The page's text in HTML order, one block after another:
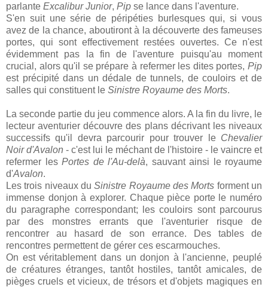
parlante Excalibur Junior, Pip se lance dans l'aventure.
S'en suit une série de péripéties burlesques qui, si vous
avez de la chance, aboutiront à la découverte des fameuses
portes, qui sont effectivement restées ouvertes. Ce n'est
évidemment pas la fin de l'aventure puisqu'au moment
crucial, alors qu'il se prépare à refermer les dites portes, Pip
est précipité dans un dédale de tunnels, de couloirs et de
salles qui constituent le Sinistre Royaume des Morts.
La seconde partie du jeu commence alors. A la fin du livre, le
lecteur aventurier découvre des plans décrivant les niveaux
successifs qu'il devra parcourir pour trouver le Chevalier
Noir d'Avalon - c'est lui le méchant de l'histoire - le vaincre et
refermer les Portes de l'Au-delà, sauvant ainsi le royaume
d'Avalon.
Les trois niveaux duSinistre Royaume des Morts forment un
immense donjon à explorer. Chaque pièce porte le numéro
du paragraphe correspondant; les couloirs sont parcourus
par des monstres errants que l'aventurier risque de
rencontrer au hasard de son errance. Des tables de
rencontres permettent de gérer ces escarmouches.
On est véritablement dans un donjon à l'ancienne, peuplé
de créatures étranges, tantôt hostiles, tantôt amicales, de
pièges cruels et vicieux, de trésors et d'objets magiques en